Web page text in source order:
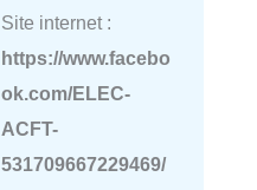
Site internet :
https://www.facebo
ok.com/ELEC-
ACFT-
531709667229469/